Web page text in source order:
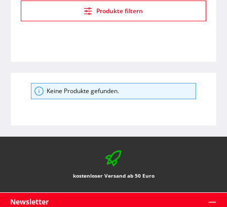
Produkte filtern
Keine Produkte gefunden.
kostenloser Versand ab 50 Euro
Newsletter